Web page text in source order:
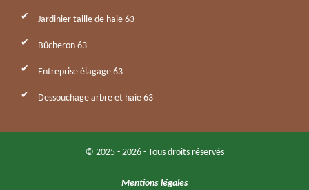
Jardinier taille de haie 63
Bûcheron 63
Entreprise élagage 63
Dessouchage arbre et haie 63
© 2025 - 2026 - Tous droits réservés
Mentions légales